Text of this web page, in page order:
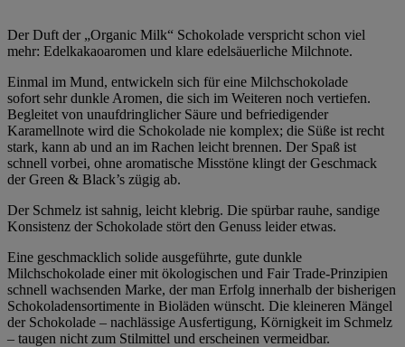
Der Duft der „Organic Milk“ Schokolade verspricht schon viel
mehr: Edelkakaoaromen und klare edelsäuerliche Milchnote.
Einmal im Mund, entwickeln sich für eine Milchschokolade
sofort sehr dunkle Aromen, die sich im Weiteren noch vertiefen.
Begleitet von unaufdringlicher Säure und befriedigender
Karamellnote wird die Schokolade nie komplex; die Süße ist recht
stark, kann ab und an im Rachen leicht brennen. Der Spaß ist
schnell vorbei, ohne aromatische Misstöne klingt der Geschmack
der Green & Black’s zügig ab.
Der Schmelz ist sahnig, leicht klebrig. Die spürbar rauhe, sandige
Konsistenz der Schokolade stört den Genuss leider etwas.
Eine geschmacklich solide ausgeführte, gute dunkle
Milchschokolade einer mit ökologischen und Fair Trade-Prinzipien
schnell wachsenden Marke, der man Erfolg innerhalb der bisherigen
Schokoladensortimente in Bioläden wünscht. Die kleineren Mängel
der Schokolade – nachlässige Ausfertigung, Körnigkeit im Schmelz
– taugen nicht zum Stilmittel und erscheinen vermeidbar.